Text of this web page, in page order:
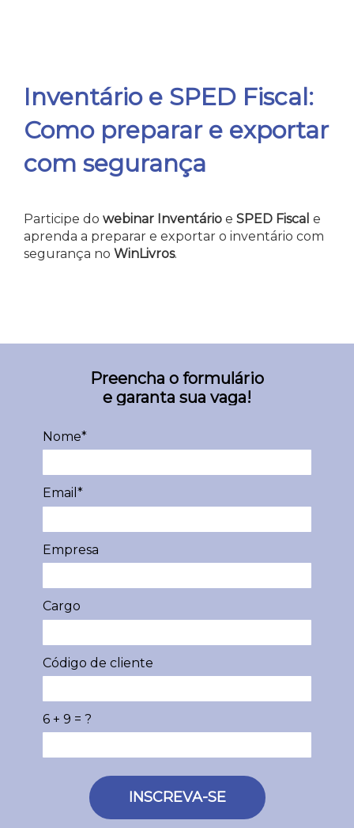
Inventário e SPED Fiscal:
Como preparar e exportar
com segurança
Participe do webinar Inventário e SPED Fiscal e
aprenda a preparar e exportar o inventário com
segurança no WinLivros.
Preencha o formulário
e garanta sua vaga!
Nome*
Email*
Empresa
Cargo
Código de cliente
6 + 9 = ?
INSCREVA-SE